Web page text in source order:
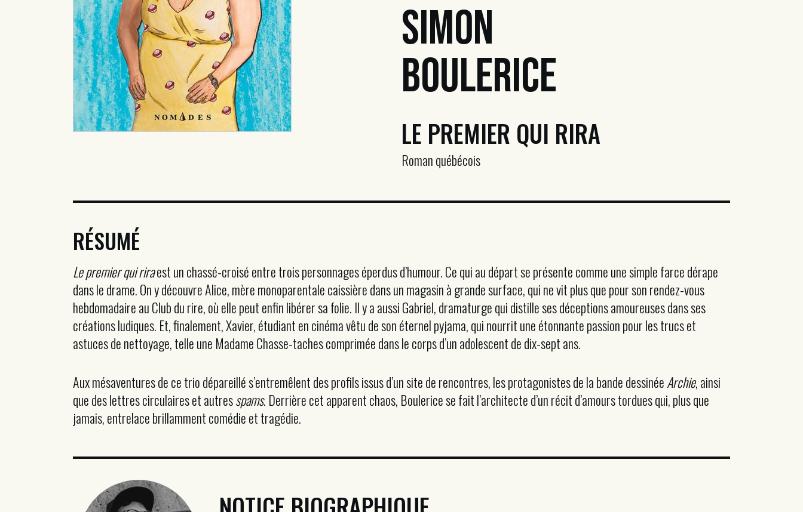
Simon
Boulerice
LE PREMIER QUI RIRA
Roman québécois
RÉSUMÉ
Le premier qui riraest un chassé-croisé entre trois personnages éperdus d’humour. Ce qui au départ se présente comme une simple farce dérape
dans le drame. On y découvre Alice, mère monoparentale caissière dans un magasin à grande surface, qui ne vit plus que pour son rendez-vous
hebdomadaire au Club du rire, où elle peut enfin libérer sa folie. Il y a aussi Gabriel, dramaturge qui distille ses déceptions amoureuses dans ses
créations ludiques. Et, finalement, Xavier, étudiant en cinéma vêtu de son éternel pyjama, qui nourrit une étonnante passion pour les trucs et
astuces de nettoyage, telle une Madame Chasse-taches comprimée dans le corps d’un adolescent de dix-sept ans.
Aux mésaventures de ce trio dépareillé s’entremêlent des profils issus d’un site de rencontres, les protagonistes de la bande dessinéeArchie, ainsi
que des lettres circulaires et autresspams. Derrière cet apparent chaos, Boulerice se fait l’architecte d’un récit d’amours tordues qui, plus que
jamais, entrelace brillamment comédie et tragédie.